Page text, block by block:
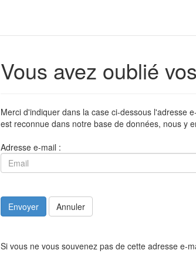
Vous avez oublié
Merci d'indiquer dans la case ci-dessous l'adresse
est reconnue dans notre base de données, nous y
Adresse e-mail :
Envoyer Annuler
Si vous ne vous souvenez pas de cette adresse e-